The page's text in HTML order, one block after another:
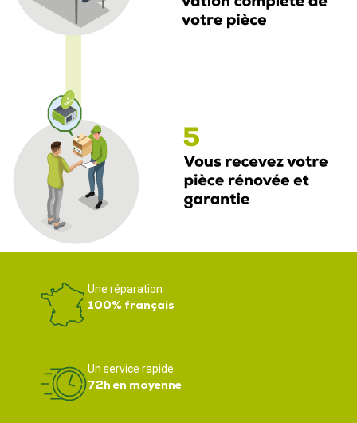
Une réparation
100% français
Un service rapide
72h en moyenne